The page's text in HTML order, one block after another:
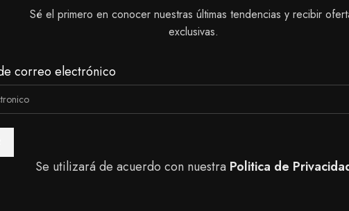
Sé el primero en conocer nuestras últimas tendencias y recibir
exclusivas.
correo electrónico
Se utilizará de acuerdo con nuestra Politica de